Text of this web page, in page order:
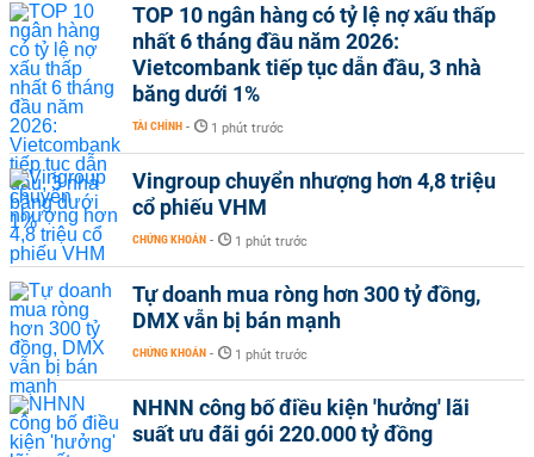
TOP 10 ngân hàng có tỷ lệ nợ xấu thấp
nhất 6 tháng đầu năm 2026:
Vietcombank tiếp tục dẫn đầu, 3 nhà
băng dưới 1%
TÀI CHÍNH - 1 phút trước
Vingroup chuyển nhượng hơn 4,8 triệu
cổ phiếu VHM
CHỨNG KHOÁN - 1 phút trước
Tự doanh mua ròng hơn 300 tỷ đồng,
DMX vẫn bị bán mạnh
CHỨNG KHOÁN - 1 phút trước
NHNN công bố điều kiện 'hưởng' lãi
suất ưu đãi gói 220.000 tỷ đồng